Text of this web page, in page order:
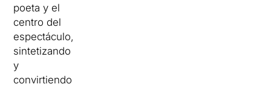
poeta y el
centro del
espectáculo,
sintetizando
y
convirtiendo